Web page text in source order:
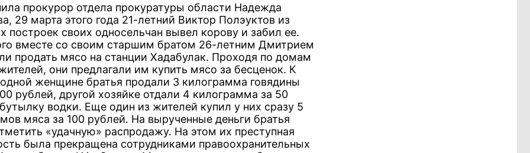
прокурор отдела прокуратуры области Надежда
29 марта этого года 21-летний Виктор Полэуктов из
построек своих односельчан вывел корову и забил ее.
вместе со своим старшим братом 26-летним Дмитрием
продать мясо на станции Хадабулак. Проходя по домам
они предлагали им купить мясо за бесценок. К
женщине братья продали 3 килограмма говядины
рублей, другой хозяйке отдали 4 килограмма за 50
водки. Еще один из жителей купил у них сразу 5
мяса за 100 рублей. На вырученные деньги братья
«удачную» распродажу. На этом их преступная
была прекращена сотрудниками правоохранительных